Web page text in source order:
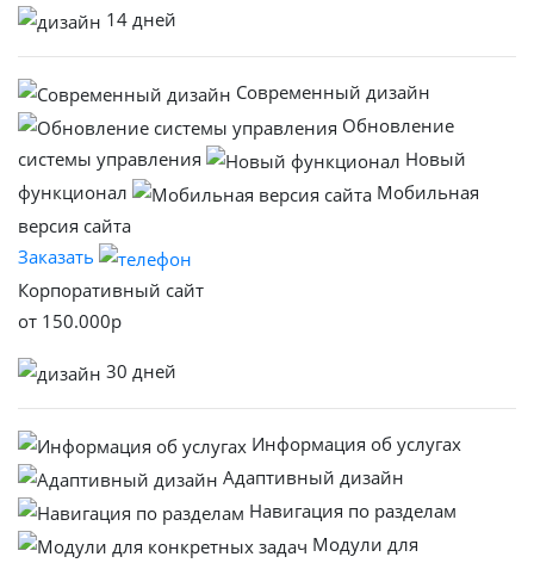
14 дней
Современный дизайн
Обновление
системы управления
Новый
функционал
Мобильная
версия сайта
Заказать
Корпоративный сайт
от 150.000р
30 дней
Информация об услугах
Адаптивный дизайн
Навигация по разделам
Модули для